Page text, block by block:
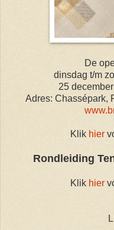
De
dinsdag t/m
25
Adres: Chassépark,
Klik hier
Rondleiding
Klik hier